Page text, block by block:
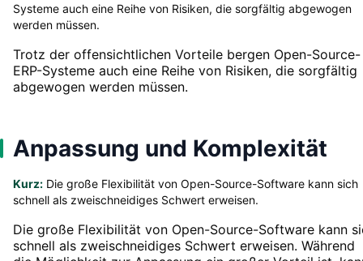
Systeme auch eine Reihe von Risiken, die sorgfältig abgewogen
werden müssen.
Trotz der offensichtlichen Vorteile bergen Open-Source-
ERP-Systeme auch eine Reihe von Risiken, die sorgfältig
abgewogen werden müssen.
Anpassung und Komplexität
Kurz: Die große Flexibilität von Open-Source-Software kann sich
schnell als zweischneidiges Schwert erweisen.
Die große Flexibilität von Open-Source-Software kann
schnell als zweischneidiges Schwert erweisen. Während